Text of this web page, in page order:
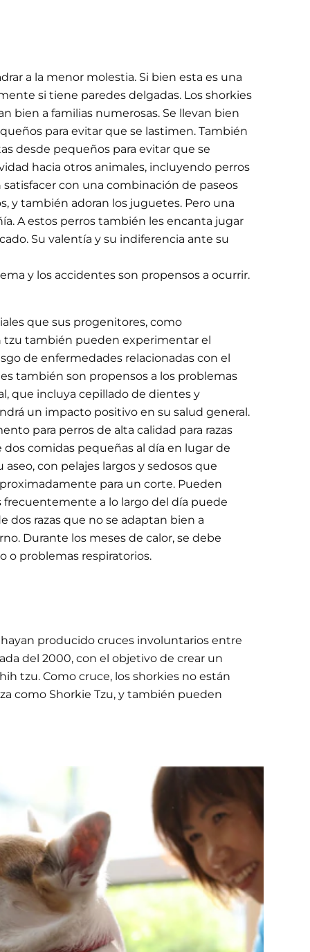
a la menor molestia. Si bien esta es una
si tiene paredes delgadas. Los shorkies
bien a familias numerosas. Se llevan bien
para evitar que se lastimen. También
desde pequeños para evitar que se
hacia otros animales, incluyendo perros
con una combinación de paseos
y también adoran los juguetes. Pero una
A estos perros también les encanta jugar
Su valentía y su indiferencia ante su
y los accidentes son propensos a ocurrir.
que sus progenitores, como
tzu también pueden experimentar el
de enfermedades relacionadas con el
también son propensos a los problemas
que incluya cepillado de dientes y
un impacto positivo en su salud general.
para perros de alta calidad para razas
comidas pequeñas al día en lugar de
con pelajes largos y sedosos que
para un corte. Pueden
frecuentemente a lo largo del día puede
dos razas que no se adaptan bien a
Durante los meses de calor, se debe
o problemas respiratorios.
producido cruces involuntarios entre
del 2000, con el objetivo de crear un
tzu. Como cruce, los shorkies no están
como Shorkie Tzu, y también pueden